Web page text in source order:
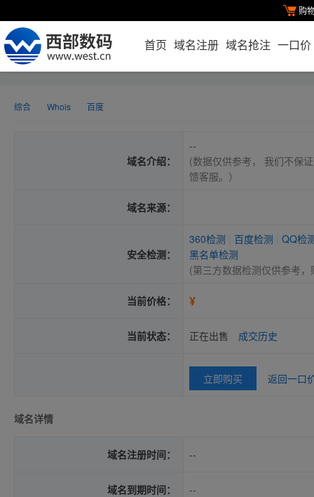
购
首页 域名注册 域名抢注 一口价
综合 Whois 百度
域名介绍：
--
(数据仅供参考， 我们不保
馈客服。）
域名来源：
安全检测：
360检测 百度检测
QQ检
黑名单检测
(第三方数据检测仅供参考
当前价格： ¥
当前状态： 正在出售 成交历史
立即购买 返回一口
域名详情
域名注册时间： --
域名到期时间： --